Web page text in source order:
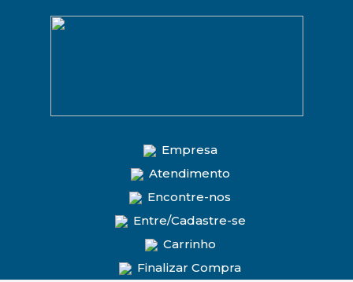
Empresa
Atendimento
Encontre-nos
Entre/Cadastre-se
Carrinho
Finalizar Compra